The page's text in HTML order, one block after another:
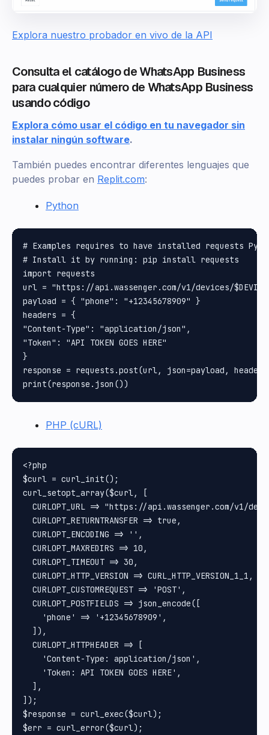
Explora nuestro probador en vivo de la API
Consulta el catálogo de WhatsApp Business
para cualquier número de WhatsApp Business
usando código
Explora cómo usar el código en tu navegador sin
instalar ningún software.
También puedes encontrar diferentes lenguajes que
puedes probar en Replit.com:
Python
# Examples requires to have installed requests
# Install it by running: pip install requests
import requests
url = "https://api.wassenger.com/v1/devices/
payload = { "phone": "+12345678909" }
headers = {
"Content-Type": "application/json",
"Token": "API TOKEN GOES HERE"
}
response = requests.post(url, json=payload,
PHP (cURL)
<?php
$curl = curl_init();
curl_setopt_array($curl, [
CURLOPT_URL => "https://api.wassenger.com/v1/
  CURLOPT_RETURNTRANSFER => true,
  CURLOPT_ENCODING => '',
  CURLOPT_MAXREDIRS => 10,
  CURLOPT_TIMEOUT => 30,
  CURLOPT_HTTP_VERSION => CURL_HTTP_VERSION_1_1,
  CURLOPT_CUSTOMREQUEST => 'POST',
  CURLOPT_POSTFIELDS => json_encode([
    'phone' => '+12345678909',
  ]),
  CURLOPT_HTTPHEADER => [
    'Content-Type: application/json',
    'Token: API TOKEN GOES HERE',
  ],
]);
$response = curl_exec($curl);
$err = curl_error($curl);